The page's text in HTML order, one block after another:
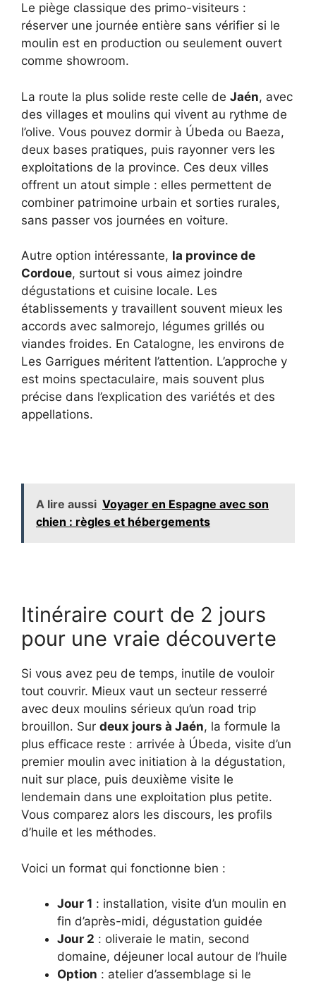
Le piège classique des primo-visiteurs :
réserver une journée entière sans vérifier si le
moulin est en production ou seulement ouvert
comme showroom.
La route la plus solide reste celle de Jaén, avec
des villages et moulins qui vivent au rythme de
l’olive. Vous pouvez dormir à Úbeda ou Baeza,
deux bases pratiques, puis rayonner vers les
exploitations de la province. Ces deux villes
offrent un atout simple : elles permettent de
combiner patrimoine urbain et sorties rurales,
sans passer vos journées en voiture.
Autre option intéressante, la province de
Cordoue, surtout si vous aimez joindre
dégustations et cuisine locale. Les
établissements y travaillent souvent mieux les
accords avec salmorejo, légumes grillés ou
viandes froides. En Catalogne, les environs de
Les Garrigues méritent l’attention. L’approche y
est moins spectaculaire, mais souvent plus
précise dans l’explication des variétés et des
appellations.
A lire aussi Voyager en Espagne avec son
chien : règles et hébergements
Itinéraire court de 2 jours
pour une vraie découverte
Si vous avez peu de temps, inutile de vouloir
tout couvrir. Mieux vaut un secteur resserré
avec deux moulins sérieux qu’un road trip
brouillon. Sur deux jours à Jaén, la formule la
plus efficace reste : arrivée à Úbeda, visite d’un
premier moulin avec initiation à la dégustation,
nuit sur place, puis deuxième visite le
lendemain dans une exploitation plus petite.
Vous comparez alors les discours, les profils
d’huile et les méthodes.
Voici un format qui fonctionne bien :
Jour 1 : installation, visite d’un moulin en
fin d’après-midi, dégustation guidée
Jour 2 : oliveraie le matin, second
domaine, déjeuner local autour de l’huile
Option : atelier d’assemblage si le